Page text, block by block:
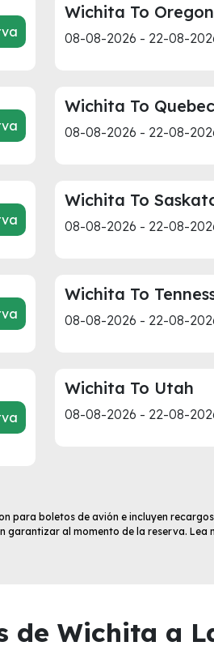
Wichita To Oregon
08-08-2026 - 22-08-
Wichita To Quebec
08-08-2026 - 22-08-
Wichita To
08-08-2026 - 22-08-
Wichita To
08-08-2026 - 22-08-
Wichita To Utah
08-08-2026 - 22-08-
para boletos de avión e incluyen
garantizar al momento de la reserva. Lea
de Wichita a